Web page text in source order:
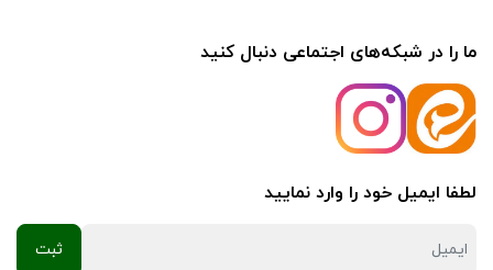
ما را در شبکه‌های اجتماعی دنبال کنید
لطفا ایمیل خود را وارد نمایید